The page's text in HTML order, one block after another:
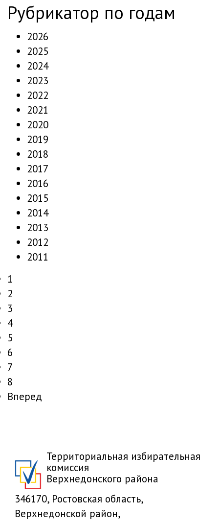
рубрикатор по годам
2026
2025
2024
2023
2022
2021
2020
2019
2018
2017
2016
2015
2014
2013
2012
2011
1
2
3
4
5
6
7
8
Вперед
Территориальная избирательная
комиссия
Верхнедонского района
346170, Ростовская область,
Верхнедонской район,